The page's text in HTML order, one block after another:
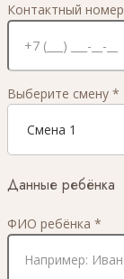
Контактный
Выберите смену *
Данные ребёнка
ФИО ребёнка *